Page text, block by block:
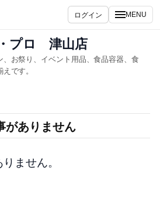
ログイン MENU
プロ 津山店
お祭り、イベント用品、食品容器、食
です。
がありません
ません。